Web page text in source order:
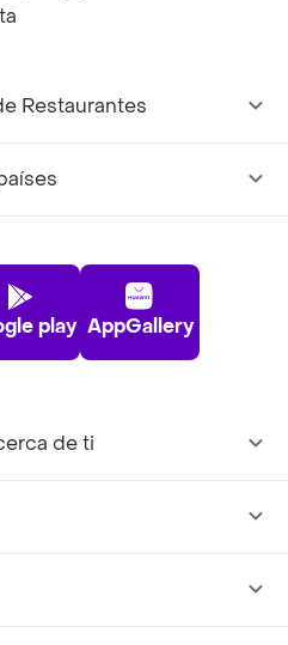
Restaurantes
play AppGallery
de ti